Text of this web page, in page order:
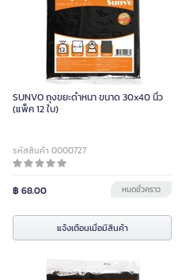
SUNVO ถุงขยะดำหนา ขนาด 30x40 นิ้ว
(แพ็ค 12 ใบ)
รหัสสินค้า 0000727
฿ 68.00 หมดชั่วคราว
แจ้งเตือนเมื่อมีสินค้า